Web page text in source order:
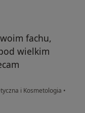
fachu,
wielkim
i Kosmetologia •